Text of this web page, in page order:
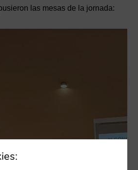
las mesas de la jornada: